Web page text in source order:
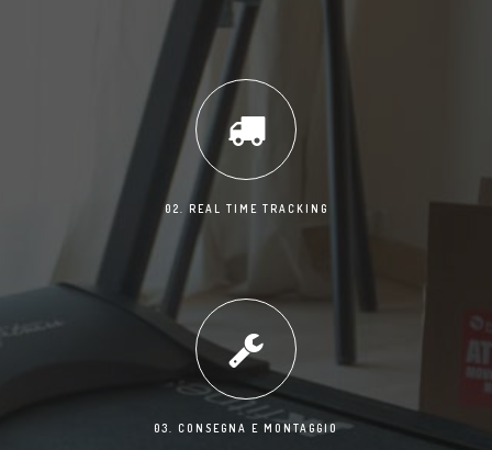
02. REAL TIME TRACKING
03. CONSEGNA E MONTAGGIO